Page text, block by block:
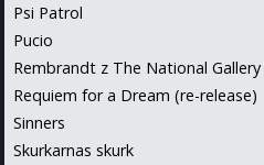
Psi Patrol
Pucio
Rembrandt z The National Gallery
Requiem for a Dream (re-release)
Sinners
Skurkarnas skurk